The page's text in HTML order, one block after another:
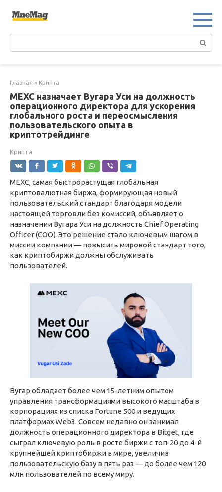
Главная » Крипта
MEXC назначает Вугара Уси на должность
операционного директора для ускорения
глобального роста и переосмысления
пользовательского опыта в
криптотрейдинге
Крипта
MEXC, самая быстрорастущая глобальная
криптовалютная биржа, формирующая новый
пользовательский стандарт благодаря модели
настоящей торговли без комиссий, объявляет о
назначении Вугара Уси на должность Chief Operating
Officer (COO). Это решение стало ключевым шагом в
миссии компании — повысить мировой стандарт того,
как криптобиржи должны обслуживать
пользователей.
Вугар обладает более чем 15-летним опытом
управления трансформациями высокого масштаба в
корпорациях из списка Fortune 500 и ведущих
платформах Web3. Совсем недавно он занимал
должность операционного директора в Bitget, где
сыграл ключевую роль в росте биржи с топ-20 до 4-й
крупнейшей криптобиржи в мире, увеличив
пользовательскую базу в пять раз — до более чем 120
млн пользователей по всему миру.